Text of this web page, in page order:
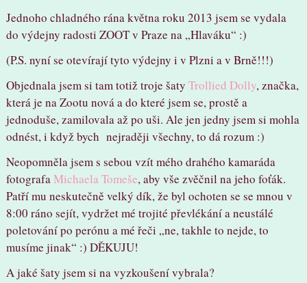
Jednoho chladného rána května roku 2013 jsem se vydala
do výdejny radosti ZOOT v Praze na „Hlaváku“ :)
(P.S. nyní se otevírají tyto výdejny i v Plzni a v Brně!!!)
Objednala jsem si tam totiž troje šatyTrollied Dolly, značka,
která je na Zootu nová a do které jsem se, prostě a
jednoduše, zamilovala až po uši. Ale jen jedny jsem si mohla
odnést, i když bych nejraději všechny, to dá rozum :)
Neopomněla jsem s sebou vzít mého drahého kamaráda
fotografaMichaela Tomeše, aby vše zvěčnil na jeho foťák.
Patří mu neskutečně velký dík, že byl ochoten se se mnou v
8:00 ráno sejít, vydržet mé trojité převlékání a neustálé
poletování po perónu a mé řeči „ne, takhle to nejde, to
musíme jinak“ :) DĚKUJU!
A jaké šaty jsem si na vyzkoušení vybrala?